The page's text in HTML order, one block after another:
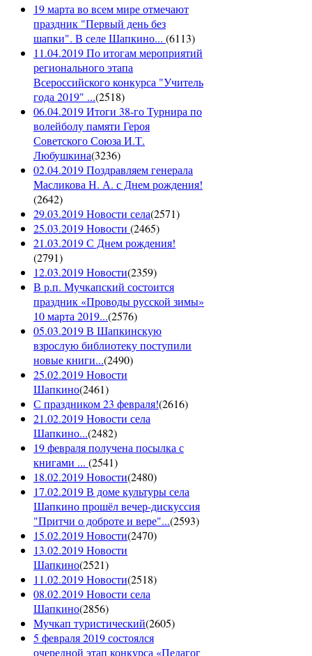
19 марта во всем мире отмечают
праздник "Первый день без
шапки". В селе Шапкино... (6113)
11.04.2019 По итогам мероприятий
регионального этапа
Всероссийского конкурса "Учитель
года 2019" ...(2518)
06.04.2019 Итоги 38-го Турнира по
волейболу памяти Героя
Советского Союза И.Т.
Любушкина(3236)
02.04.2019 Поздравляем генерала
Масликова Н. А. с Днем рождения!
(2642)
29.03.2019 Новости села(2571)
25.03.2019 Новости (2465)
21.03.2019 С Днем рождения!
(2791)
12.03.2019 Новости(2359)
В р.п. Мучкапский состоится
праздник «Проводы русской зимы»
10 марта 2019...(2576)
05.03.2019 В Шапкинскую
взрослую библиотеку поступили
новые книги...(2490)
25.02.2019 Новости
Шапкино(2461)
С праздником 23 февраля!(2616)
21.02.2019 Новости села
Шапкино...(2482)
19 февраля получена посылка с
книгами ... (2541)
18.02.2019 Новости(2480)
17.02.2019 В доме культуры села
Шапкино прошёл вечер-дискуссия
"Притчи о доброте и вере"...(2593)
15.02.2019 Новости(2470)
13.02.2019 Новости
Шапкино(2521)
11.02.2019 Новости(2518)
08.02.2019 Новости села
Шапкино(2856)
Мучкап туристический(2605)
5 февраля 2019 состоялся
очередной этап конкурса «Педагог